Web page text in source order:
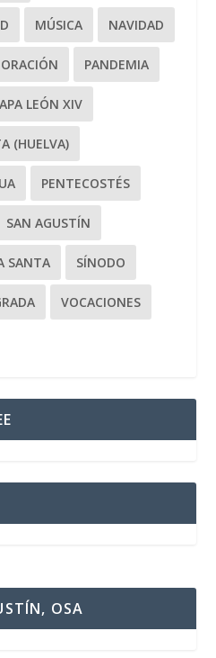
MÚSICA NAVIDAD
ORACIÓN PANDEMIA
LEÓN XIV
(HUELVA)
PENTECOSTÉS
SAN AGUSTÍN
SANTA SÍNODO
VOCACIONES
OSA